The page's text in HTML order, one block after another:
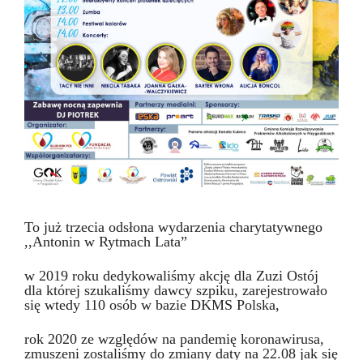
To już trzecia odsłona wydarzenia charytatywnego
,,Antonin w Rytmach Lata”
w 2019 roku dedykowaliśmy akcję dla Zuzi Ostój
dla której szukaliśmy dawcy szpiku, zarejestrowało
się wtedy 110 osób w bazie DKMS Polska,
rok 2020 ze względów na pandemię koronawirusa,
zmuszeni zostaliśmy do zmiany daty na 22.08 jak się